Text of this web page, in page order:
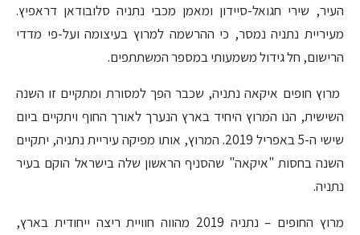
העיר, שירי חגואל-סיידון ומאמן מכבי נתניה סלובודאן דראפיץ.
מעיריית נתניה נמסר, כי ההרשמה למרוץ בעיצומה ועל-פי מדדי
הרישום, חל גידול משמעותי במספר המשתתפים.
מרוץ חופים איקאה נתניה, שכבר הפך למסורת ומתקיים זו השנה
השישית, הנו המרוץ היחיד בארץ הנערך לאורך החוף ויתקיים ביום
שישי ה-5 באפריל 2019. המרוץ, אותו מפיקה עיריית נתניה, יתקיים
השנה בחסות "איקאה" שהסניף הראשון שלה בישראל הוקם בעיר
נתניה.
מרוץ החופים – נתניה 2019 מהווה חוויית ריצה ייחודית בארץ,